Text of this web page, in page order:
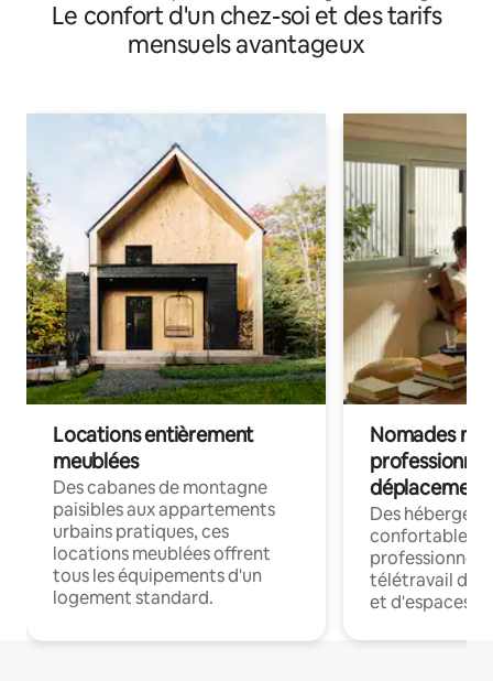
Le confort d'un chez-soi et des tarifs
mensuels avantageux
Locations entièrement
meublées
Des cabanes de montagne
paisibles aux appartements
urbains pratiques, ces
locations meublées offrent
tous les équipements d'un
logement standard.
Nomades
déplacement
Des
confortables
professionnels
télétravail
et d'espaces